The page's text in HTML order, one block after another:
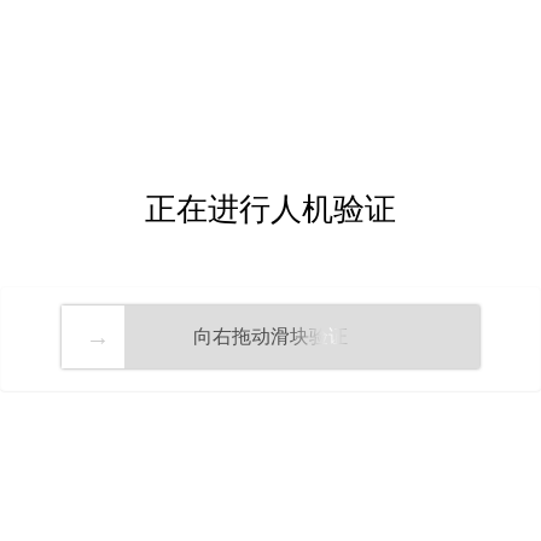
正在进行人机验证
向右拖动滑块验证